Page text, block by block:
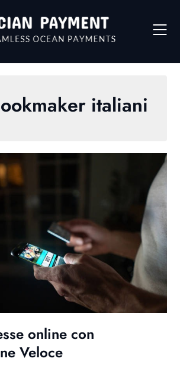
italiani
online con
Veloce